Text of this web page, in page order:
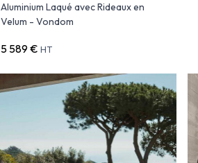
Aluminium Laqué avec Rideaux en
Velum - Vondom
5 589 € HT